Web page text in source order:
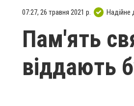
07:27, 26 травня 2021 р. Надійне
Пам'ять
віддають